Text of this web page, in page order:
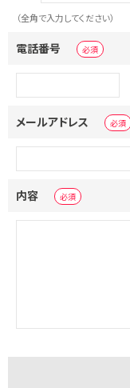
（全角で入力してください）
電話番号
メールアドレス
内容